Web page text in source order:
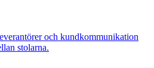
och kundkommunikation
stolarna.